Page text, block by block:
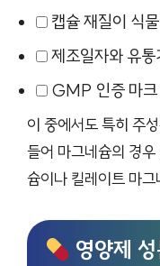
캡슐 재질이 식
제조일자와 유통
GMP 인증 마크
이 중에서도 특히 주
들어 마그네슘의 경
슘이나 킬레이트 마
영양제